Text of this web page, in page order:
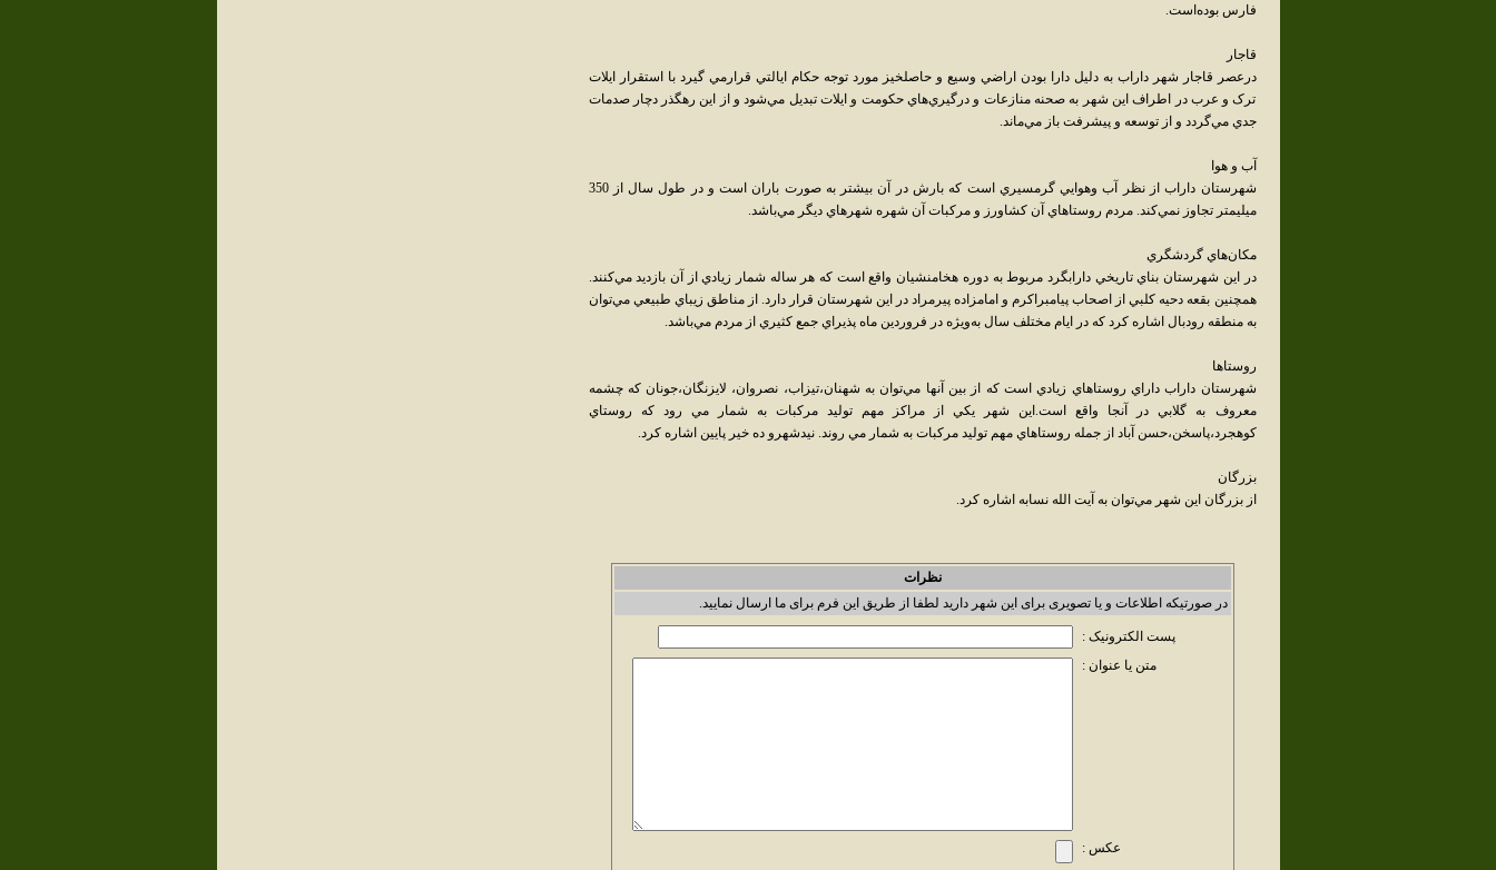
فارس بوده‌است.
قاجار
درعصر قاجار شهر داراب به دليل دارا بودن اراضي وسيع و حاصلخيز مورد توجه حکام ايالتي قرارمي گيرد با استقرار ايلات
ترک و عرب در اطراف اين شهر به صحنه منازعات و درگيري‌هاي حکومت و ايلات تبديل مي‌شود و از اين رهگذر دچار صدمات
جدي مي‌گردد و از توسعه و پيشرفت باز مي‌ماند.
آب و هوا
شهرستان داراب از نظر آب وهوايي گرمسيري است که بارش در آن بيشتر به صورت باران است و در طول سال از 350
ميليمتر تجاوز نمي‌کند. مردم روستاهاي آن کشاورز و مرکبات آن شهره شهرهاي ديگر مي‌باشد.
مکان‌هاي گردشگري
در اين شهرستان بناي تاريخي دارابگرد مربوط به دوره هخامنشيان واقع است که هر ساله شمار زيادي از آن بازديد مي‌کنند.
همچنين بقعه دحيه کلبي از اصحاب پيامبراکرم و امامزاده پيرمراد در اين شهرستان قرار دارد. از مناطق زيباي طبيعي مي‌توان
به منطقه رودبال اشاره کرد که در ايام مختلف سال به‌ويژه در فروردين ماه پذيراي جمع کثيري از مردم مي‌باشد.
روستاها
شهرستان داراب داراي روستاهاي زيادي است که از بين آنها مي‌توان به شهنان،تيزاب، نصروان، لايزنگان،جونان كه چشمه
معروف به گلابي در آنجا واقع است.اين شهر يكي از مراكز مهم توليد مركبات به شمار مي رود كه روستاي
كوهجرد،پاسخن،حسن آباد از جمله روستاهاي مهم توليد مركبات به شمار مي روند. نيدشهرو ده خير پايين اشاره کرد.
بزرگان
از بزرگان اين شهر مي‌توان به آيت الله نسابه اشاره کرد.
نظرات
در صورتیکه اطلاعات و یا تصویری برای این شهر دارید لطفا از طریق این فرم برای ما ارسال نمایید.
پست الکترونیک :
متن یا عنوان :
عکس :